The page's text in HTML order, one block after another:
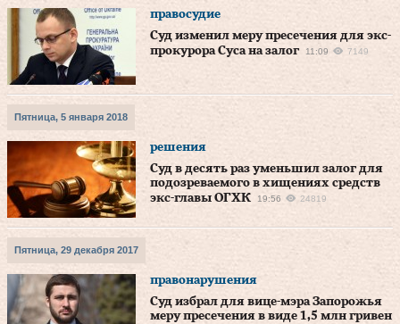
правосудие
Суд изменил меру пресечения для экс-
прокурора Суса на залог
11:09 7149
Пятница, 5 января 2018
решения
Суд в десять раз уменьшил залог для
подозреваемого в хищениях средств
экс-главы ОГХК
19:56 24819
Пятница, 29 декабря 2017
правонарушения
Суд избрал для вице-мэра Запорожья
меру пресечения в виде 1,5 млн гривен